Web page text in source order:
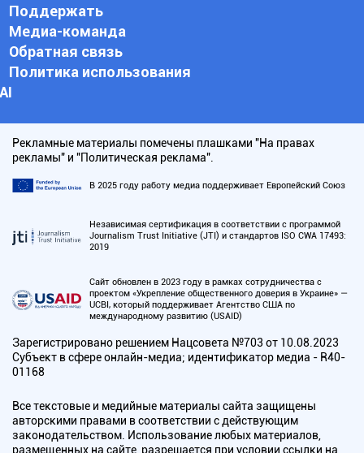
Поддержать
Медиа-команда
Обратная связь
Политика использования
АI
Рекламные материалы помечены плашками "На правах
рекламы" и "Политическая реклама".
В 2025 году работу медиа поддерживает Европейский Союз
Независимая сертификация в соответствии с программой
Journalism Trust Initiative (JTI) и стандартов ISO CWA 17493:
2019
Сайт обновлен в 2023 году в рамках сотрудничества с
проектом «Укрепление общественного доверия в Украине» —
UCBI, который поддерживает Агентство США по
международному развитию (USAID)
Зарегистрировано решением Нацсовета №703 от 10.08.2023
Субъект в сфере онлайн-медиа; идентификатор медиа - R40-
01168
Все текстовые и медийные материалы сайта защищены
авторскими правами в соответствии с действующим
законодательством. Использование любых материалов,
размещенных на сайте, разрешается при условии ссылки на